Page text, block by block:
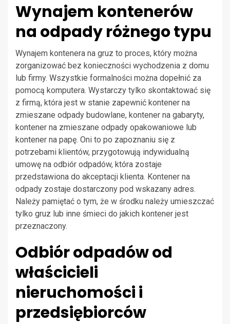
Wynajem kontenerów
na odpady różnego typu
Wynajem kontenera na gruz to proces, który można
zorganizować bez konieczności wychodzenia z domu
lub firmy. Wszystkie formalności można dopełnić za
pomocą komputera. Wystarczy tylko skontaktować się
z firmą, która jest w stanie zapewnić kontener na
zmieszane odpady budowlane, kontener na gabaryty,
kontener na zmieszane odpady opakowaniowe lub
kontener na papę. Oni to po zapoznaniu się z
potrzebami klientów, przygotowują indywidualną
umowę na odbiór odpadów, która zostaje
przedstawiona do akceptacji klienta. Kontener na
odpady zostaje dostarczony pod wskazany adres.
Należy pamiętać o tym, że w środku należy umieszczać
tylko gruz lub inne śmieci do jakich kontener jest
przeznaczony.
Odbiór odpadów od
właścicieli
nieruchomości i
przedsiębiorców